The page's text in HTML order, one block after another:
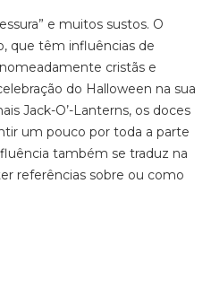
e muitos sustos. O
que têm influências de
cristãs e
do Halloween na sua
Jack-O’-Lanterns, os doces
um pouco por toda a parte
também se traduz na
referências sobre ou como